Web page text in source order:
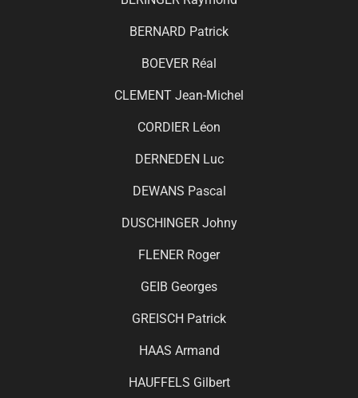
BERNARD Patrick
BOEVER Réal
CLEMENT Jean-Michel
CORDIER Léon
DERNEDEN Luc
DEWANS Pascal
DUSCHINGER Johny
FLENER Roger
GEIB Georges
GREISCH Patrick
HAAS Armand
HAUFFELS Gilbert